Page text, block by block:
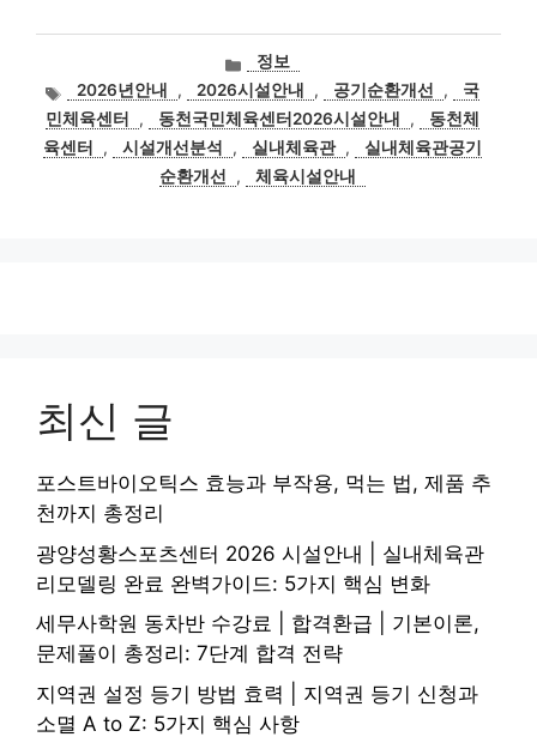
카
테
고
리
정보
태
그
2026년안내 , 2026시설안내 , 공기순환개선 ,
국
민체육센터
, 동천국민체육센터2026시설안내 ,
동천체
육센터
, 시설개선분석 , 실내체육관 ,
실내체육관공기
순환개선
, 체육시설안내
최신 글
포스트바이오틱스 효능과 부작용, 먹는 법, 제품 추
천까지 총정리
광양성황스포츠센터 2026 시설안내 | 실내체육관
리모델링 완료 완벽가이드: 5가지 핵심 변화
세무사학원 동차반 수강료 | 합격환급 | 기본이론,
문제풀이 총정리: 7단계 합격 전략
지역권 설정 등기 방법 효력 | 지역권 등기 신청과
소멸 A to Z: 5가지 핵심 사항